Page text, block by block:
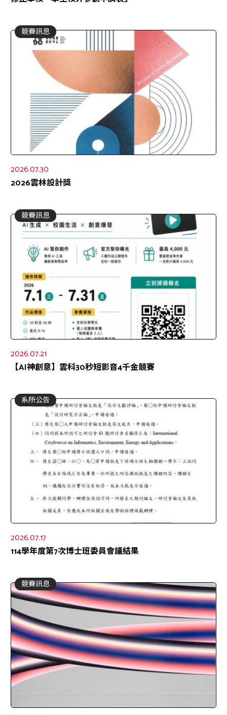
競賽訊息
2026.07.30
2026雲林設計獎
競賽訊息
2026.07.21
【AI神創意】雲科30秒短影音4千金競賽
系所公告
2026.07.17
114學年度第7次博士班委員會議結果
競賽訊息